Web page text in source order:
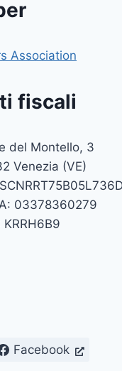
fiscali
del Montello, 3
Venezia (VE)
03378360279
KRRH6B9
Facebook